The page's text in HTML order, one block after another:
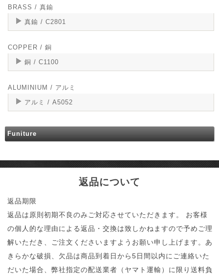
BRASS / 真鍮
真鍮 / C2801
COPPER / 銅
銅 / C1100
ALUMINIUM / アルミ
アルミ / A5052
Funiture
返品について
返品期限
返品は原則初期不良のみご対応させていただきます。 お客様
の個人的な理由による返品・交換は致しかねますので予めご理
解いただき、ご注文くださいますようお願い申し上げます。あ
きらかな破損、欠品は商品到着日から5日間以内にご連絡いた
だいた場合、弊社指定の配送業者（ヤマト運輸）に限り送料負